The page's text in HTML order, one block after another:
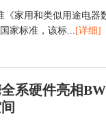
《家用和类似用途电
家标准，该标... [详细]
系硬件亮相